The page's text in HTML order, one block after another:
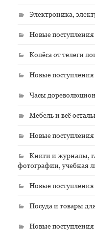
Электроника,
Новые
Колёса от телеги
Новые
Часы
Мебель и всё
Новые
Книги и журналы,
фотографии, учебная
Новые
Посуда и товары
Новые